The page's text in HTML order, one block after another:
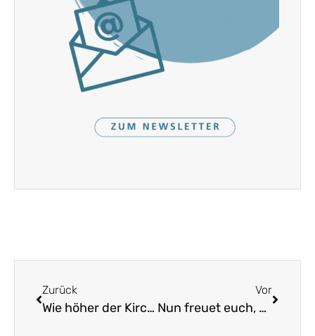
Zurück
Wie höher der Kirchturm
Vor
Nun freuet euch, Menschen auf Erden